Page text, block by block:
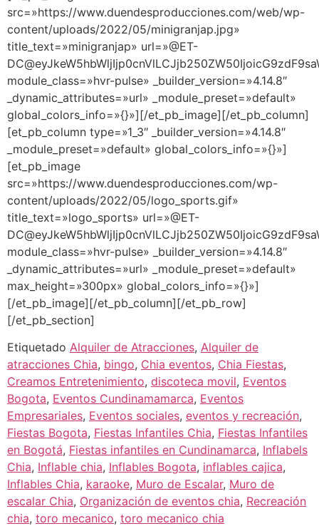
src=»https://www.duendesproducciones.com/web/wp-
content/uploads/2022/05/minigranjap.jpg»
title_text=»minigranjap» url=»@ET-
module_class=»hvr-pulse» _builder_version=»4.14.8″
_dynamic_attributes=»url» _module_preset=»default»
global_colors_info=»{}»][/et_pb_image][/et_pb_column]
[et_pb_column type=»1_3″ _builder_version=»4.14.8″
_module_preset=»default» global_colors_info=»{}»]
[et_pb_image
src=»https://www.duendesproducciones.com/wp-
content/uploads/2022/05/logo_sports.gif»
title_text=»logo_sports» url=»@ET-
module_class=»hvr-pulse» _builder_version=»4.14.8″
_dynamic_attributes=»url» _module_preset=»default»
max_height=»300px» global_colors_info=»{}»]
[/et_pb_image][/et_pb_column][/et_pb_row]
[/et_pb_section]
Etiquetado Alquiler de Atracciones, Alquiler de
atracciones Chia, bingo, Chia eventos, Chia Fiestas,
Creamos Entretenimiento, discoteca movil, Eventos
Bogota, Eventos Cundinamamarca, Eventos
Empresariales, Eventos sociales, eventos y recreación,
Fiestas Bogota, Fiestas Infantiles Chia, Fiestas Infantiles
en Bogotá, Fiestas infantiles en Cundinamarca, Inflabels
Chia, Inflable chia, Inflables Bogota, inflables cajica,
Inflables Chia, karaoke, Muro de Escalar, Muro de
escalar Chia, Organización de eventos chia, Recreación
chia, toro mecanico, toro mecanico chia